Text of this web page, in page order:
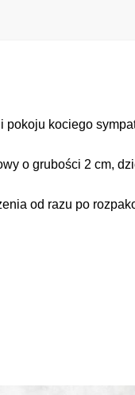
pokoju kociego
o grubości 2 cm,
od razu po